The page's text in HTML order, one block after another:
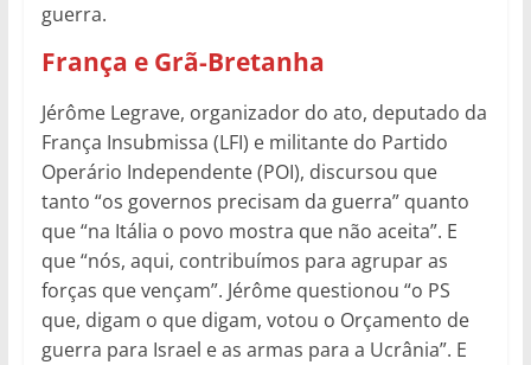
guerra.
França e Grã-Bretanha
Jérôme Legrave, organizador do ato, deputado da
França Insubmissa (LFI) e militante do Partido
Operário Independente (POI), discursou que
tanto “os governos precisam da guerra” quanto
que “na Itália o povo mostra que não aceita”. E
que “nós, aqui, contribuímos para agrupar as
forças que vençam”. Jérôme questionou “o PS
que, digam o que digam, votou o Orçamento de
guerra para Israel e as armas para a Ucrânia”. E